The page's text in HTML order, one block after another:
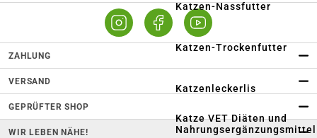
Katzen-Nassfutter
Katzen-Trockenfutter
Katzenleckerlis
Katze VET Diäten und
Nahrungsergänzungsmittel
ZAHLUNG
VERSAND
GEPRÜFTER SHOP
WIR LEBEN NÄHE!